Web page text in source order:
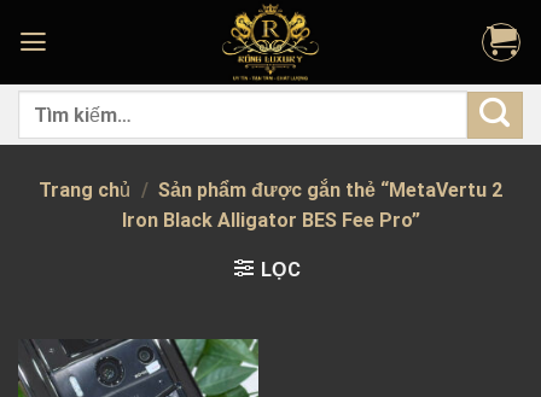
Tìm
Trang chủ / Sản phẩm được gắn thẻ “MetaVertu 2
Iron Black Alligator BES Fee Pro”
LỌC